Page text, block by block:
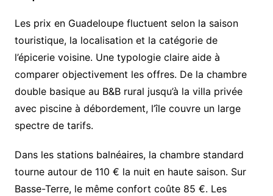
Les prix en Guadeloupe fluctuent selon la saison
touristique, la localisation et la catégorie de
l’épicerie voisine. Une typologie claire aide à
comparer objectivement les offres. De la chambre
double basique au B&B rural jusqu’à la villa privée
avec piscine à débordement, l’île couvre un large
spectre de tarifs.
Dans les stations balnéaires, la chambre standard
tourne autour de 110 € la nuit en haute saison. Sur
Basse-Terre, le même confort coûte 85 €. Les